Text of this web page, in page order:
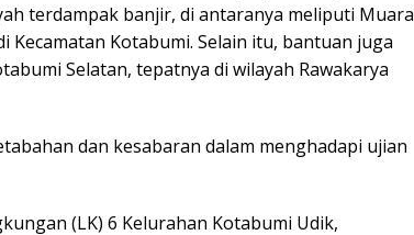
terdampak banjir, di antaranya meliputi Muara
Kecamatan Kotabumi. Selain itu, bantuan juga
Selatan, tepatnya di wilayah Rawakarya
dan kesabaran dalam menghadapi ujian
(LK) 6 Kelurahan Kotabumi Udik,